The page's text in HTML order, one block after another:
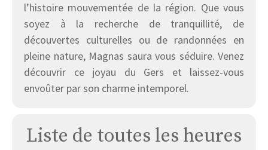
l’histoire mouvementée de la région. Que vous
soyez à la recherche de tranquillité, de
découvertes culturelles ou de randonnées en
pleine nature, Magnas saura vous séduire. Venez
découvrir ce joyau du Gers et laissez-vous
envoûter par son charme intemporel.
Liste de toutes les heures